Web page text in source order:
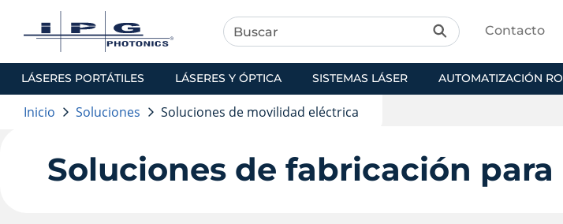
LÁSERES PORTÁTILES LÁSERES Y ÓPTICA SISTEMAS LÁSER AUTOMATIZACIÓN
Contacto
Inicio Soluciones Soluciones de movilidad eléctrica
Soluciones de fabricación